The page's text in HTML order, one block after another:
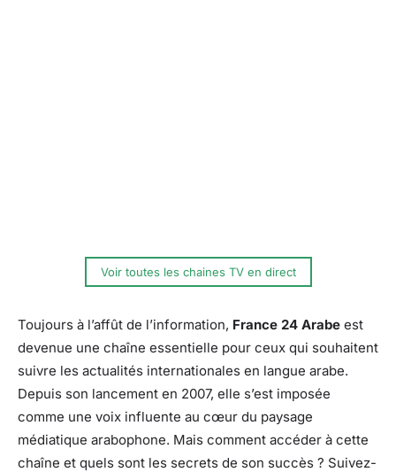
Voir toutes les chaines TV en direct
Toujours à l’affût de l’information, France 24 Arabe est
devenue une chaîne essentielle pour ceux qui souhaitent
suivre les actualités internationales en langue arabe.
Depuis son lancement en 2007, elle s’est imposée
comme une voix influente au cœur du paysage
médiatique arabophone. Mais comment accéder à cette
chaîne et quels sont les secrets de son succès ? Suivez-